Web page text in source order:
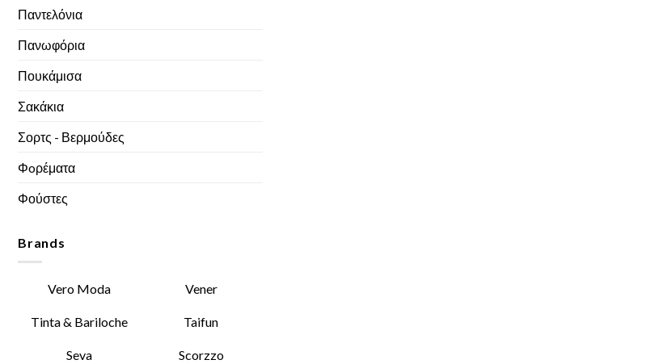
Παντελόνια
Πανωφόρια
Πουκάμισα
Σακάκια
Σορτς - Βερμούδες
Φoρέματα
Φούστες
Brands
Vero Moda Vener
Tinta & Bariloche Taifun
Seva Scorzzo